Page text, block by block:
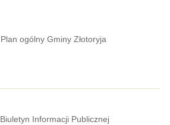
Plan ogólny Gminy Złotoryja
Biuletyn Informacji Publicznej